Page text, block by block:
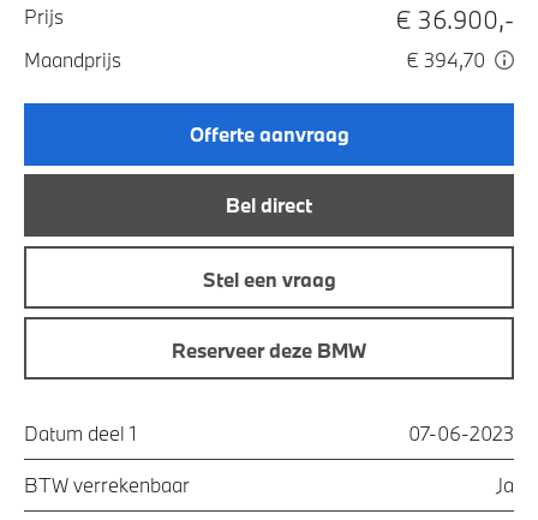
Prijs € 36.900,-
Maandprijs € 394,70
Offerte aanvraag
Bel direct
Stel een vraag
Reserveer deze BMW
Datum deel 1 07-06-2023
BTW verrekenbaar Ja